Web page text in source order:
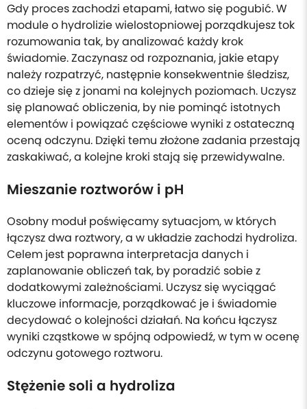
Gdy proces zachodzi etapami, łatwo się pogubić. W
module o hydrolizie wielostopniowej porządkujesz tok
rozumowania tak, by analizować każdy krok
świadomie. Zaczynasz od rozpoznania, jakie etapy
należy rozpatrzyć, następnie konsekwentnie śledzisz,
co dzieje się z jonami na kolejnych poziomach. Uczysz
się planować obliczenia, by nie pominąć istotnych
elementów i powiązać częściowe wyniki z ostateczną
oceną odczynu. Dzięki temu złożone zadania przestają
zaskakiwać, a kolejne kroki stają się przewidywalne.
Mieszanie roztworów i pH
Osobny moduł poświęcamy sytuacjom, w których
łączysz dwa roztwory, a w układzie zachodzi hydroliza.
Celem jest poprawna interpretacja danych i
zaplanowanie obliczeń tak, by poradzić sobie z
dodatkowymi zależnościami. Uczysz się wyciągać
kluczowe informacje, porządkować je i świadomie
decydować o kolejności działań. Na końcu łączysz
wyniki cząstkowe w spójną odpowiedź, w tym w ocenę
odczynu gotowego roztworu.
Stężenie soli a hydroliza